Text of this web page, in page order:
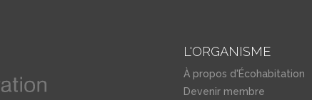
L'ORGANISME
À propos d'Écohabitation
Devenir membre